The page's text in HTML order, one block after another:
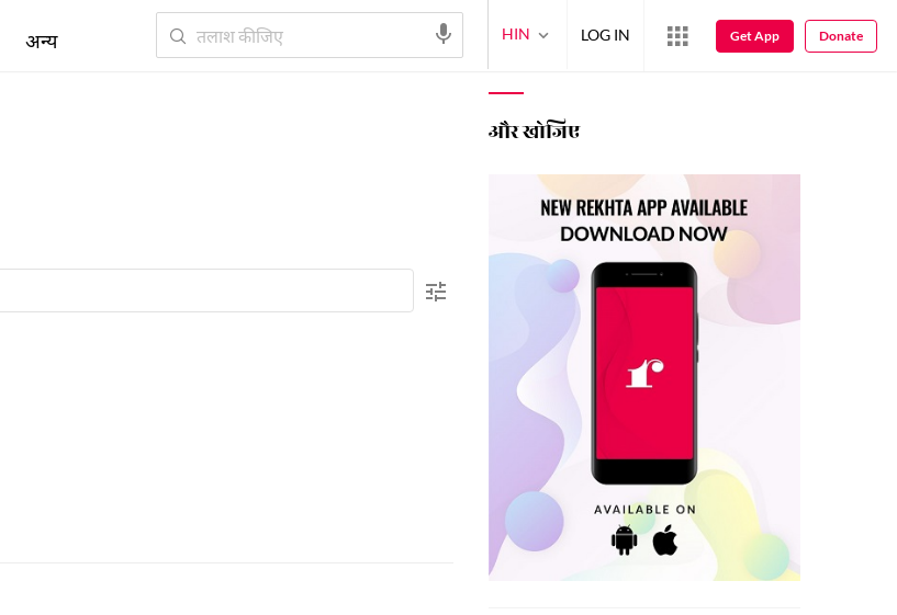
और खोजिए
अन्य HIN LOG IN Get App Donate